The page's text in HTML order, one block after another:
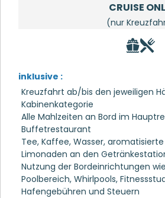
CRUISE
(nur
inklusive :
Kreuzfahrt ab/bis den jeweiligen
Kabinenkategorie
Alle Mahlzeiten an Bord im
Buffetrestaurant
Tee, Kaffee, Wasser,
Limonaden an den
Nutzung der Bordeinrichtungen
Poolbereich, Whirlpools,
Hafengebühren und Steuern